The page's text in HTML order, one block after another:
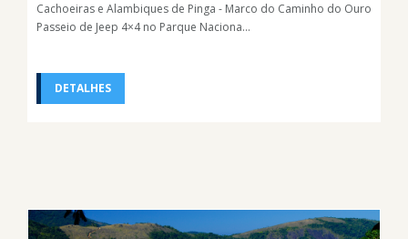
Cachoeiras e Alambiques de Pinga - Marco do Caminho do Ouro
Passeio de Jeep 4×4 no Parque Naciona...
DETALHES